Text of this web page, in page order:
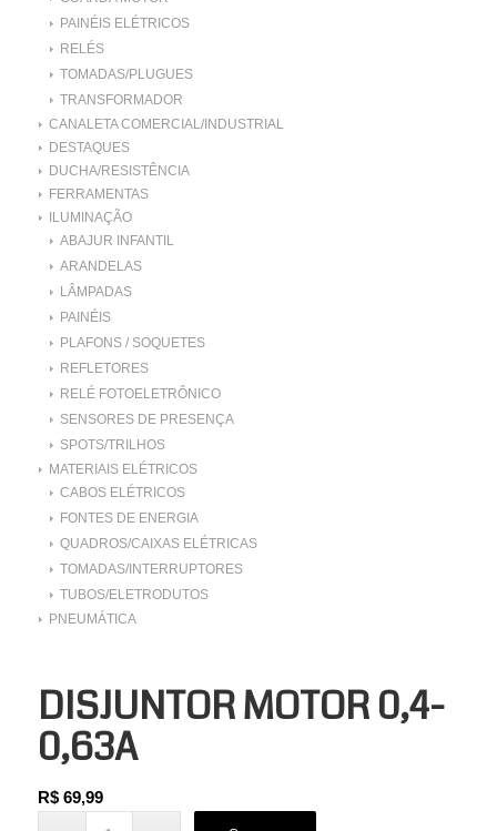
PAINÉIS ELÉTRICOS
RELÉS
TOMADAS/PLUGUES
TRANSFORMADOR
CANALETA COMERCIAL/INDUSTRIAL
DESTAQUES
DUCHA/RESISTÊNCIA
FERRAMENTAS
ILUMINAÇÃO
ABAJUR INFANTIL
ARANDELAS
LÂMPADAS
PAINÉIS
PLAFONS / SOQUETES
REFLETORES
RELÉ FOTOELETRÔNICO
SENSORES DE PRESENÇA
SPOTS/TRILHOS
MATERIAIS ELÉTRICOS
CABOS ELÉTRICOS
FONTES DE ENERGIA
QUADROS/CAIXAS ELÉTRICAS
TOMADAS/INTERRUPTORES
TUBOS/ELETRODUTOS
PNEUMÁTICA
DISJUNTOR MOTOR 0,4-
0,63A
R$69,99